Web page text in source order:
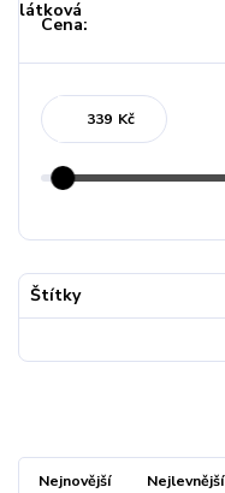
Cena:
Kč
Štítky
Nejnovější Nejlevnější